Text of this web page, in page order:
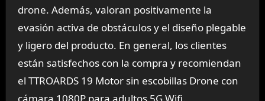
drone. Además, valoran positivamente la
evasión activa de obstáculos y el diseño plegable
y ligero del producto. En general, los clientes
están satisfechos con la compra y recomiendan
el TTROARDS 19 Motor sin escobillas Drone con